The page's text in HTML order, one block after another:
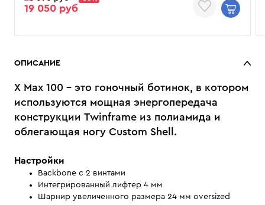
19 050 руб
ОПИСАНИЕ
X Max 100 - это гоночный ботинок, в котором
используются мощная энергопередача
конструкции Twinframe из полиамида и
облегающая ногу Custom Shell.
Настройки
Backbone с 2 винтами
Интегрированный лифтер 4 мм
Шарнир увеличенного размера 24 мм oversized